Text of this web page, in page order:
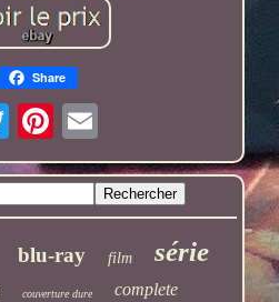
Share
blu-ray film série
couverture dure complete